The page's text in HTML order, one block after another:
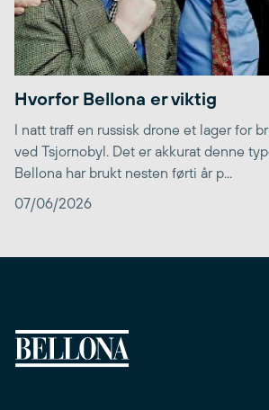
Hvorfor Bellona er viktig
I natt traff en russisk drone et lager for
ved Tsjornobyl. Det er akkurat denne
Bellona har brukt nesten førti år p...
07/06/2026